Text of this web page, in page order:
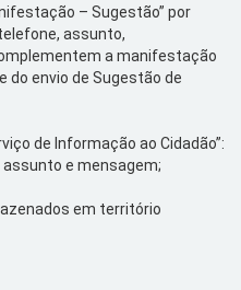
– Sugestão” por
assunto,
a manifestação
do envio de Sugestão de
de Informação ao Cidadão”:
e mensagem;
em território